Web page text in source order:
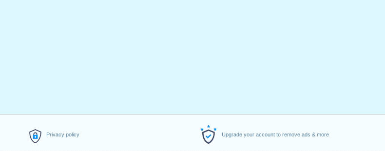
Privacy policy Upgrade your account to remove ads & more